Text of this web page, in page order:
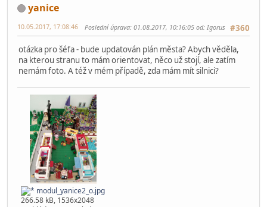
yanice
#360
10.05.2017, 17:08:46 Poslední úprava: 01.08.2017, 10:16:05 od: Igorus
otázka pro šéfa - bude updatován plán města? Abych věděla,
na kterou stranu to mám orientovat, něco už stojí, ale zatím
nemám foto. A též v mém případě, zda mám mít silnici?
modul_yanice2_o.jpg
266.58 kB, 1536x2048